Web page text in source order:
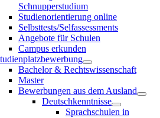
Schnupperstudium
Studienorientierung online
Selbsttests/Selfassessments
Angebote für Schulen
Campus erkunden
Bachelor & Rechtswissenschaft
Master
Bewerbungen aus dem Ausland
Deutschkenntnisse
Sprachschulen in